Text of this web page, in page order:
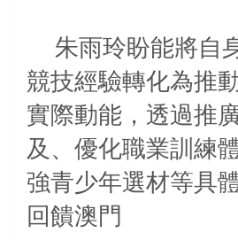
朱雨玲盼能將自
競技經驗轉化為推
實際動能，透過推
及、優化職業訓練
強青少年選材等具
回饋澳門